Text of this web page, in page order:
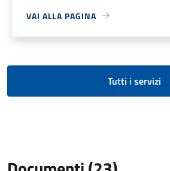
VAI ALLA PAGINA
Tutti i servizi